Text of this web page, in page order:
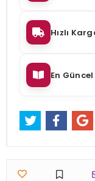
Hızlı
En Güncel